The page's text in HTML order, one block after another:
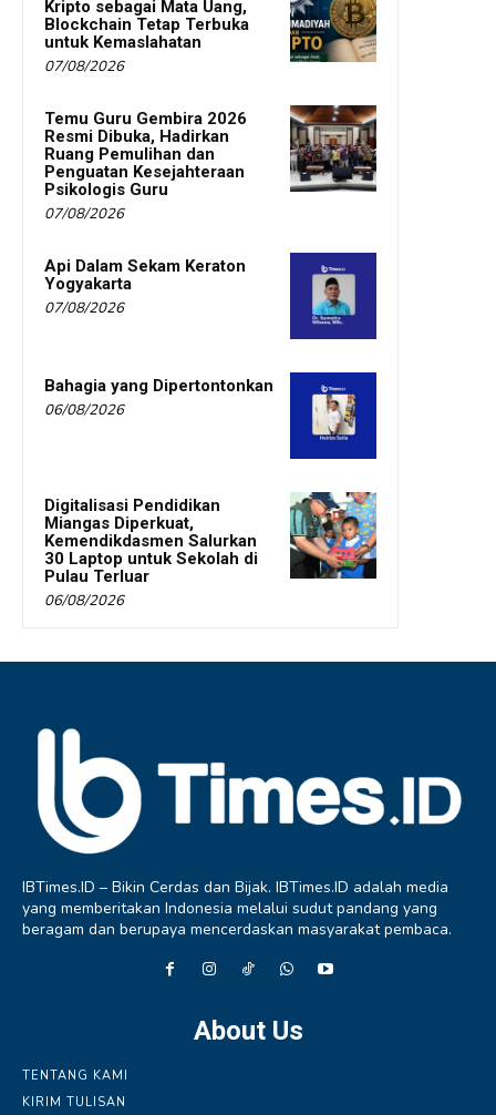
Kripto sebagai Mata Uang,
Blockchain Tetap Terbuka
untuk Kemaslahatan
07/08/2026
Temu Guru Gembira 2026
Resmi Dibuka, Hadirkan
Ruang Pemulihan dan
Penguatan Kesejahteraan
Psikologis Guru
07/08/2026
Api Dalam Sekam Keraton
Yogyakarta
07/08/2026
Bahagia yang Dipertontonkan
06/08/2026
Digitalisasi Pendidikan
Miangas Diperkuat,
Kemendikdasmen Salurkan
30 Laptop untuk Sekolah di
Pulau Terluar
06/08/2026
IBTimes.ID – Bikin Cerdas dan Bijak. IBTimes.ID adalah media
yang memberitakan Indonesia melalui sudut pandang yang
beragam dan berupaya mencerdaskan masyarakat pembaca.
About Us
TENTANG KAMI
KIRIM TULISAN